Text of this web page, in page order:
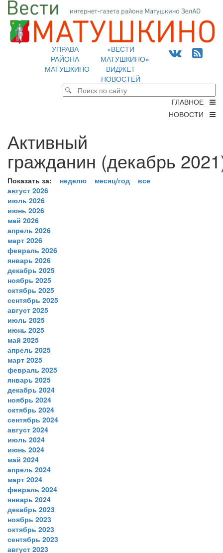
УПРАВА
РАЙОНА
МАТУШКИНО
«ВЕСТИ
МАТУШКИНО»
ВИДЖЕТ
НОВОСТЕЙ
ГЛАВНОЕ
НОВОСТИ
Активный
гражданин (декабрь
Показать за: неделю месяц/год
все
август 2026
июль 2026
июнь 2026
май 2026
апрель 2026
март 2026
февраль 2026
январь 2026
декабрь 2025
ноябрь 2025
октябрь 2025
сентябрь 2025
август 2025
июль 2025
июнь 2025
май 2025
апрель 2025
март 2025
февраль 2025
январь 2025
декабрь 2024
ноябрь 2024
октябрь 2024
сентябрь 2024
август 2024
июль 2024
июнь 2024
май 2024
апрель 2024
март 2024
февраль 2024
январь 2024
декабрь 2023
ноябрь 2023
октябрь 2023
сентябрь 2023
август 2023